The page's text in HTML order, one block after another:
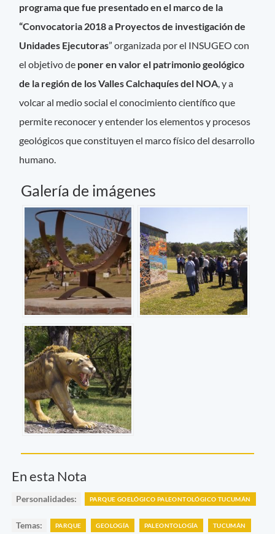
programa que fue presentado en el marco de la
“Convocatoria 2018 a Proyectos de investigación de
Unidades Ejecutoras” organizada por el INSUGEO con
el objetivo de poner en valor el patrimonio geológico
de la región de los Valles Calchaquíes del NOA , y a
volcar al medio social el conocimiento científico que
permite reconocer y entender los elementos y procesos
geológicos que constituyen el marco físico del desarrollo
humano.
Galería de imágenes
En esta Nota
Personalidades: PARQUE GOELÓGICO PALEONTOLÓGICO TUCUMÁN
Temas: PARQUE GEOLOGÍA PALEONTOLOGÍA TUCUMÁN